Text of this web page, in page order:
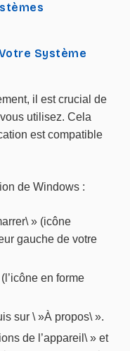
Système
il est crucial de
utilisez. Cela
est compatible
de Windows :
» (icône
gauche de votre
en forme
sur \ »À propos\ ».
de l’appareil\ » et